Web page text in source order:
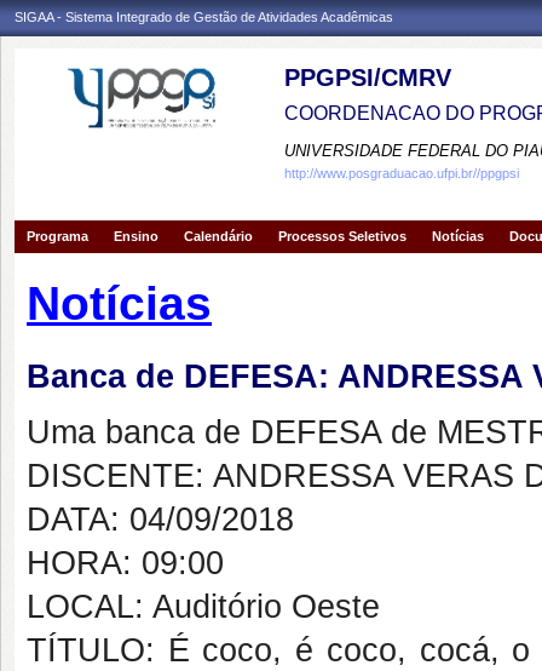
SIGAA - Sistema Integrado de Gestão de Atividades Acadêmicas
PPGPSI/CMRV
COORDENACAO DO
UNIVERSIDADE FEDERAL DO
http://www.posgraduacao.ufpi.br//ppgpsi
Programa Ensino Calendário Processos Seletivos Notícias
Notícias
Banca de DEFESA: ANDRESSA
Uma banca de DEFESA de
DISCENTE: ANDRESSA VERAS
DATA: 04/09/2018
HORA: 09:00
LOCAL: Auditório Oeste
TÍTULO: É coco, é coco, cocá,